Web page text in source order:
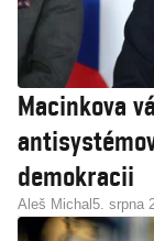
Macinkova
demokracii
Aleš Michal 5. srpna